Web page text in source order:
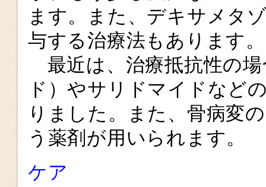
ます。また、デキサメタ
与する治療法もあります。
最近は、治療抵抗性の
ド）やサリドマイドなど
りました。また、骨病変
う薬剤が用いられます。
ケア